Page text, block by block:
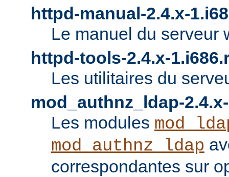
httpd-manual-2.4.x-
Le manuel du serveur
httpd-tools-2.4.x-
Les utilitaires du
mod_authnz_ldap-
Les modules
mod_authnz_ldap
correspondantes sur